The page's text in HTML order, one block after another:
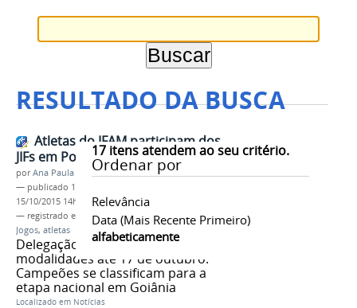
RESULTADO DA BUSCA
17itens atendem ao seu critério.
Ordenar por
Relevância
Data (mais Recente Primeiro)
alfabeticamente
Atletas do IFAM participam dos
JIFs em Porto Velho
porAna Paula Batista
— publicado 14/10/2015
15/10/2015 14h33
— registrado em:
Porto Velho ,JIFs, etapa Norte
Jogos, atletas
Delegação do IFAM disputa oito
modalidades até 17 de outubro.
Campeões se classificam para a
etapa nacional em Goiânia
Localizado em Notícias